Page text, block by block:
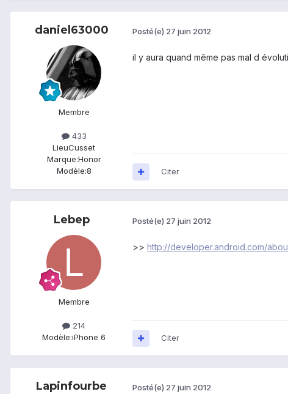
daniel63000
Membre
433
LieuCusset
Marque:Honor
Modèle:8
Posté(e) 27 juin 2012
il y aura quand même pas mal d
Citer
Lebep
Membre
214
Modèle:iPhone 6
Posté(e) 27 juin 2012
>> http://developer.android.com/
Citer
Lapinfourbe Posté(e) 27 juin 2012